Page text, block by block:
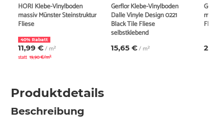
HORI Klebe-Vinylboden
massiv Münster Steinstruktur
Fliese
40% Rabatt
11,99 €/ m²
statt 19,90 €/m²
Gerflor Klebe-Vinylboden
Dalle Vinyle Design 0221
Black Tile Fliese
selbstklebend
15,65 €/ m²
Produktdetails
Beschreibung